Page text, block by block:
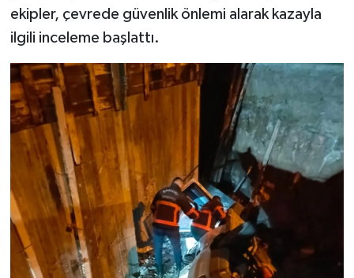
ekipler, çevrede güvenlik önlemi alarak kazayla
ilgili inceleme başlattı.